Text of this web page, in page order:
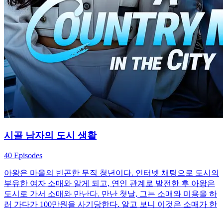
시골 남자의 도시 생활
40 Episodes
아왕은 마을의 빈곤한 무직 청년이다. 인터넷 채팅으로 도시의
부유한 여자 소매와 알게 되고, 연인 관계로 발전한 후 아왕은
도시로 가서 소매와 만난다. 만난 첫날, 그는 소매와 미용을 하
러 가다가 100만원을 사기당한다. 알고 보니 이것은 소매가 한